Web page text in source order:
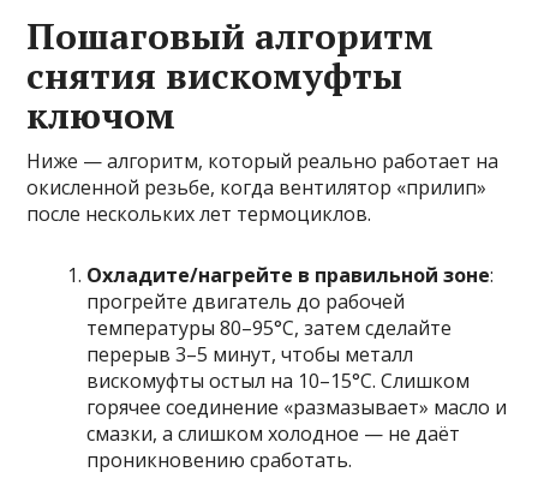
Пошаговый алгоритм
снятия вискомуфты
ключом
Ниже — алгоритм, который реально работает на
окисленной резьбе, когда вентилятор «прилип»
после нескольких лет термоциклов.
Охладите/нагрейте в правильной зоне:
прогрейте двигатель до рабочей
температуры 80–95°C, затем сделайте
перерыв 3–5 минут, чтобы металл
вискомуфты остыл на 10–15°C. Слишком
горячее соединение «размазывает» масло и
смазки, а слишком холодное — не даёт
проникновению сработать.